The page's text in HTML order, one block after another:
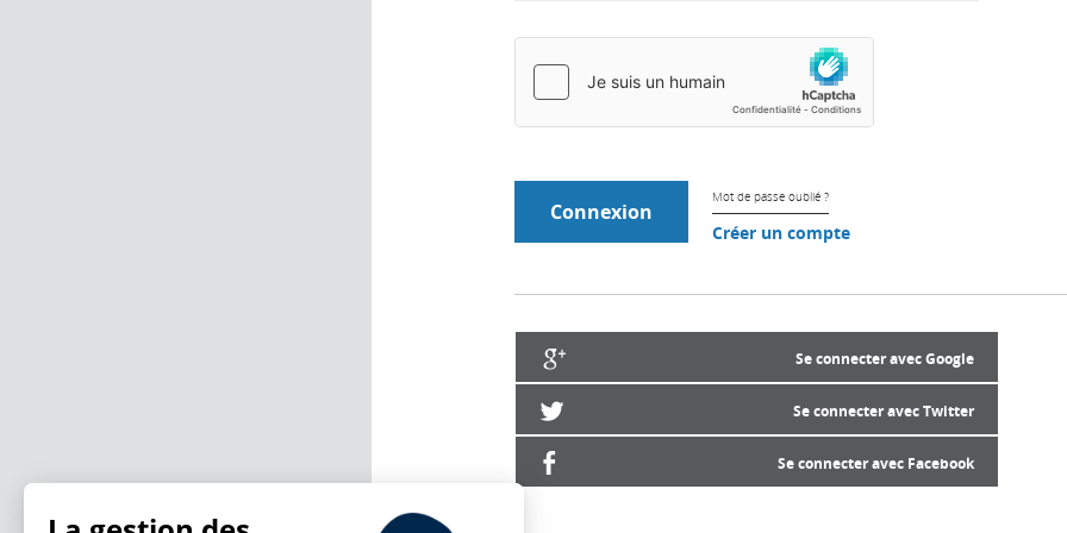
Mot de passe oublié ?
Créer un compte
Se connecter avec Google
Se connecter avec Twitter
Se connecter avec Facebook